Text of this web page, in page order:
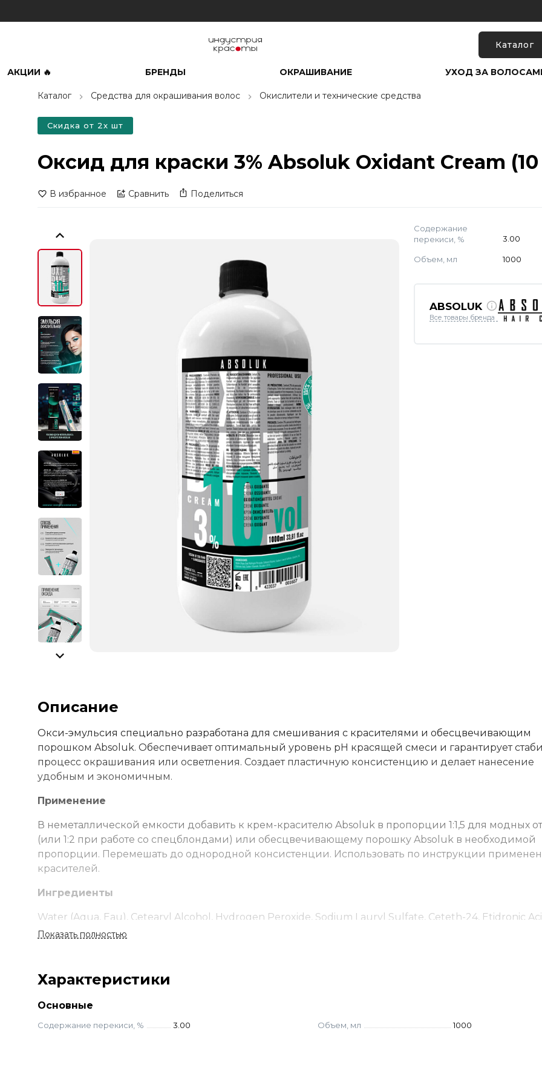
Каталог
АКЦИИ 🔥 БРЕНДЫ ОКРАШИВАНИЕ УХОД ЗА
Каталог Средства для окрашивания волос Окислители и технические средства
Скидка от 2х шт
Оксид для краски 3% Absoluk Oxidant Cream
В избранное Сравнить Поделиться
Содержание
перекиси, %
3.00
Объем, мл 1000
ABSOLUK
Все товары бренда
Описание
Окси-эмульсия специально разработана для смешивания с красителями и обесцвечивающим
порошком Absoluk. Обеспечивает оптимальный уровень рН красящей смеси и гарантирует
процесс окрашивания или осветления. Создает пластичную консистенцию и делает нанесение
удобным и экономичным.
Применение
В неметаллической емкости добавить к крем-красителю Absoluk в пропорции 1:1,5 для модных
(или 1:2 при работе со спецблондами) или обесцвечивающему порошку Absoluk в необходимой
пропорции. Перемешать до однородной консистенции. Использовать по инструкции
красителей.
Ингредиенты
Water (Aqua, Eau), Cetearyl Alcohol, Hydrogen Peroxide, Sodium Lauryl Sulfate, Ceteth-24, Etidronic
Disodium EDTA, Oxyquinoline Sulfate.
Показать полностью
Характеристики
Основные
Содержание перекиси, % 3.00 Объем, мл 1000